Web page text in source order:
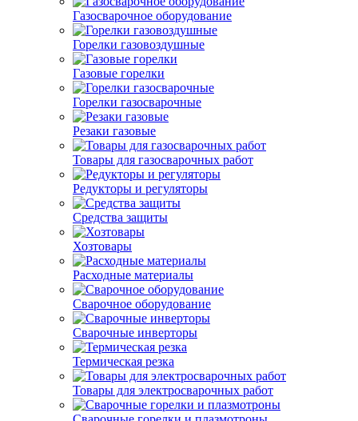
Газосварочное оборудование
Горелки газовоздушные
Газовые горелки
Горелки газосварочные
Резаки газовые
Товары для газосварочных работ
Редукторы и регуляторы
Средства защиты
Хозтовары
Расходные материалы
Сварочное оборудование
Сварочные инверторы
Термическая резка
Товары для электросварочных работ